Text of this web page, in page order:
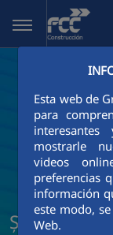
Skip to Main
Esta web de
para
mostrarle
videos
preferencias
información
este modo,
Web.
Știri și